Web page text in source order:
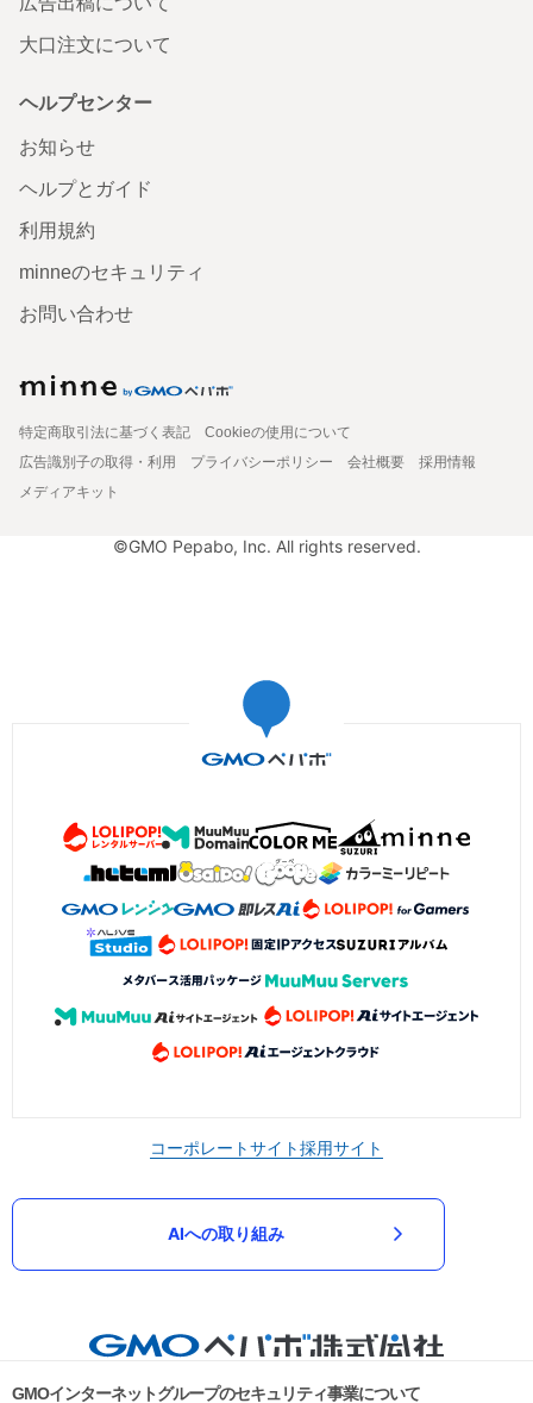
大口注文について
ヘルプセンター
お知らせ
ヘルプとガイド
利用規約
minneのセキュリティ
お問い合わせ
特定商取引法に基づく表記
Cookieの使用について
広告識別子の取得・利用
プライバシーポリシー 会社概要
採用情報
メディアキット
©GMO Pepabo, Inc. All rights reserved.
コーポレートサイト採用サイト
AIへの取り組み
GMOインターネットグループのセキュリティ事業について